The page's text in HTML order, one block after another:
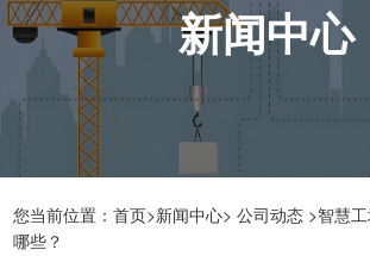
新闻中心
您当前位置：首页>新闻中心> 公司动态 >智慧
哪些？